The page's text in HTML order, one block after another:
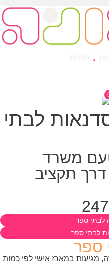
לבתי
משרד
תקציב
לבתי ספר
לבתי ספר
ספר
מגיעות במארז אישי לפי כמות